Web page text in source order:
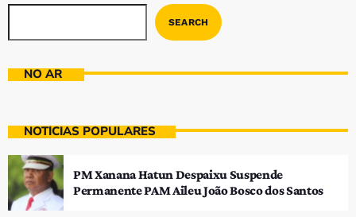
SEARCH
NO AR
NOTÍCIAS POPULARES
PM Xanana Hatun Despaixu Suspende
Permanente PAM Aileu João Bosco dos Santos